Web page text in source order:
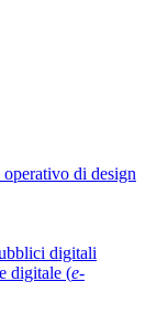
di design
digitali
digitale (e-